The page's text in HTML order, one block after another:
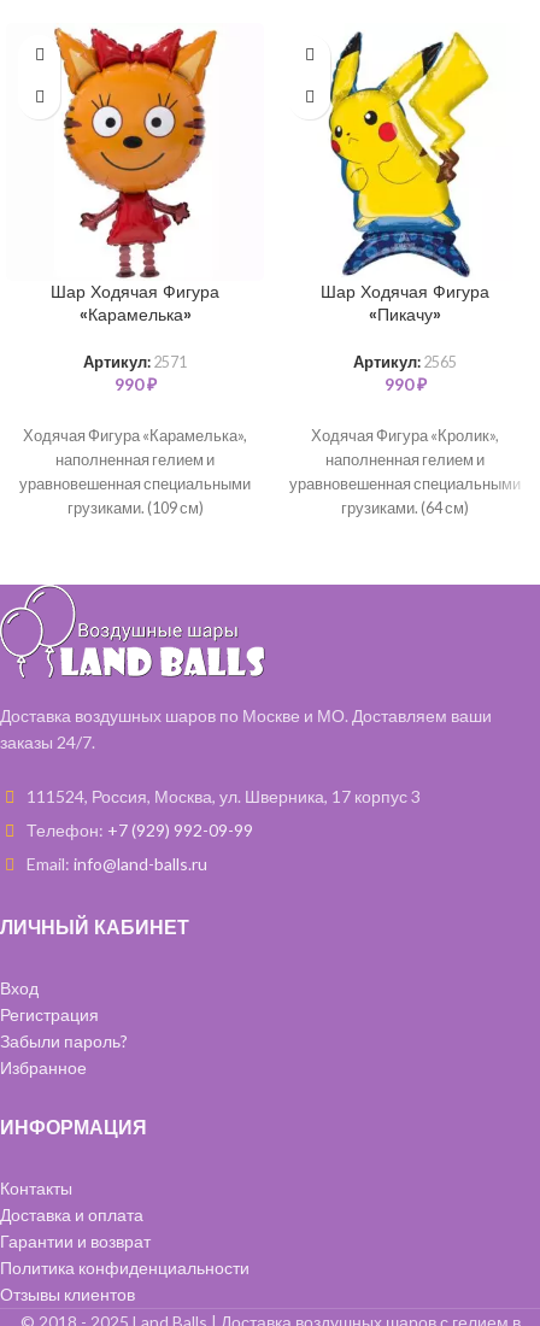
Шар Ходячая Фигура
«Карамелька»
Артикул: 2571
990₽
Ходячая Фигура «Карамелька»,
наполненная гелием и
уравновешенная специальными
грузиками. (109 см)
Шар Ходячая Фигура
«Пикачу»
Артикул: 2565
990₽
Ходячая Фигура «Кролик»,
наполненная гелием и
уравновешенная специальными
грузиками. (64 см)
Доставка воздушных шаров по Москве и МО. Доставляем ваши
заказы 24/7.
111524, Россия, Москва, ул. Шверника, 17 корпус 3
Телефон: +7 (929) 992-09-99
Email: info@land-balls.ru
ЛИЧНЫЙ КАБИНЕТ
Вход
Регистрация
Забыли пароль?
Избранное
ИНФОРМАЦИЯ
Контакты
Доставка и оплата
Гарантии и возврат
Политика конфиденциальности
Отзывы клиентов
© 2018 - 2025 Land Balls | Доставка воздушных шаров с гелием в